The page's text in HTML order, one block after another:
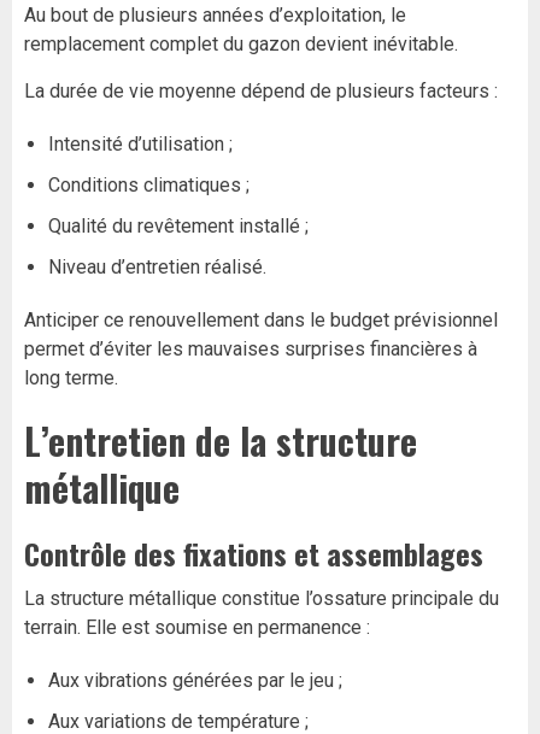
Au bout de plusieurs années d’exploitation, le
remplacement complet du gazon devient inévitable.
La durée de vie moyenne dépend de plusieurs facteurs :
Intensité d’utilisation ;
Conditions climatiques ;
Qualité du revêtement installé ;
Niveau d’entretien réalisé.
Anticiper ce renouvellement dans le budget prévisionnel
permet d’éviter les mauvaises surprises financières à
long terme.
L’entretien de la structure
métallique
Contrôle des fixations et assemblages
La structure métallique constitue l’ossature principale du
terrain. Elle est soumise en permanence :
Aux vibrations générées par le jeu ;
Aux variations de température ;